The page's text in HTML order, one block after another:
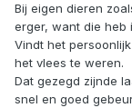
Bij eigen dieren
erger, want die heb
Vindt het
het vlees te weren.
Dat gezegd zijnde
snel en goed